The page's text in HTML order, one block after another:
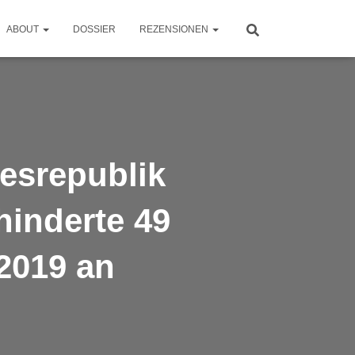
ABOUT DOSSIER REZENSIONEN
49
an